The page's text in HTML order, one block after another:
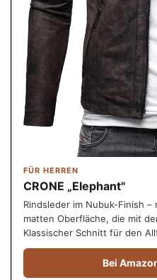
FÜR HERREN
CRONE „Elephant"
Rindsleder im Nubuk-Finish
matten Oberfläche, die mit
Klassischer Schnitt für den
Bei